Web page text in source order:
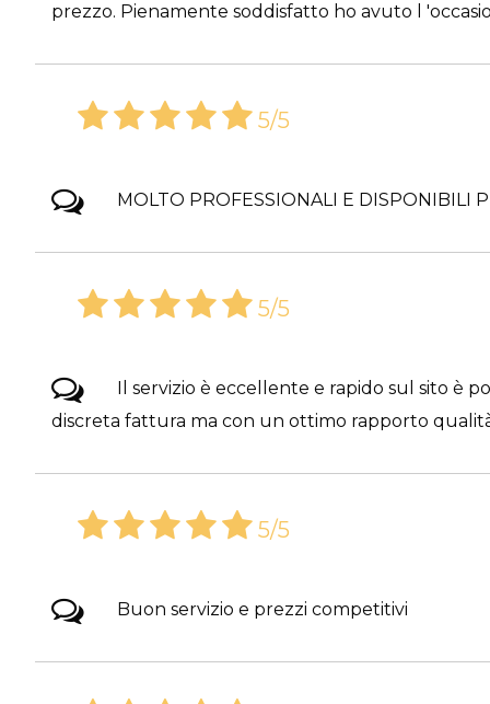
prezzo. Pienamente soddisfatto ho avuto l
5/5
MOLTO PROFESSIONALI E DISPONIBILI
5/5
Il servizio è eccellente e rapido sul sito
discreta fattura ma con un ottimo rapporto
5/5
Buon servizio e prezzi competitivi